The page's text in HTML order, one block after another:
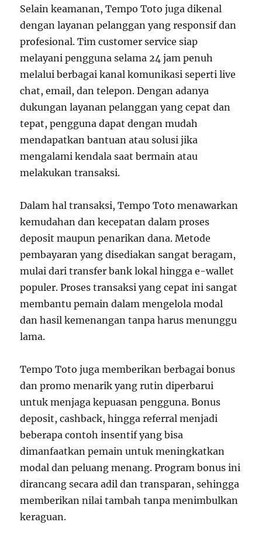
Selain keamanan, Tempo Toto juga dikenal
dengan layanan pelanggan yang responsif dan
profesional. Tim customer service siap
melayani pengguna selama 24 jam penuh
melalui berbagai kanal komunikasi seperti live
chat, email, dan telepon. Dengan adanya
dukungan layanan pelanggan yang cepat dan
tepat, pengguna dapat dengan mudah
mendapatkan bantuan atau solusi jika
mengalami kendala saat bermain atau
melakukan transaksi.
Dalam hal transaksi, Tempo Toto menawarkan
kemudahan dan kecepatan dalam proses
deposit maupun penarikan dana. Metode
pembayaran yang disediakan sangat beragam,
mulai dari transfer bank lokal hingga e-wallet
populer. Proses transaksi yang cepat ini sangat
membantu pemain dalam mengelola modal
dan hasil kemenangan tanpa harus menunggu
lama.
Tempo Toto juga memberikan berbagai bonus
dan promo menarik yang rutin diperbarui
untuk menjaga kepuasan pengguna. Bonus
deposit, cashback, hingga referral menjadi
beberapa contoh insentif yang bisa
dimanfaatkan pemain untuk meningkatkan
modal dan peluang menang. Program bonus ini
dirancang secara adil dan transparan, sehingga
memberikan nilai tambah tanpa menimbulkan
keraguan.